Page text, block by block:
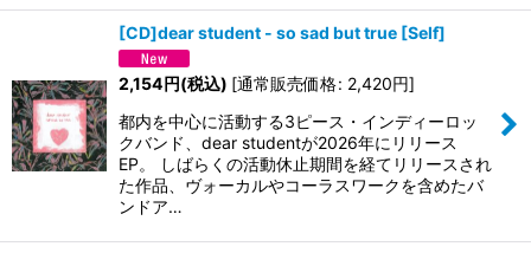
[CD]dear student - so sad but true [Self]
2,154円(税込) [通常販売価格: 2,420円]
都内を中心に活動する3ピース・インディーロッ
クバンド、dear studentが2026年にリリース
EP。 しばらくの活動休止期間を経てリリースされ
た作品、ヴォーカルやコーラスワークを含めたバ
ンドア…